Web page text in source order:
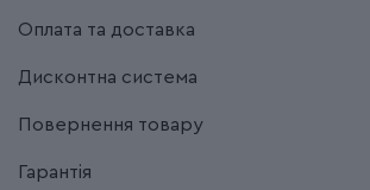
Оплата та доставка
Дисконтна система
Повернення товару
Гарантія